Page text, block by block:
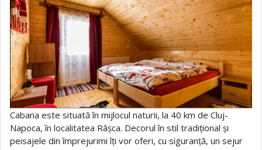
Cabana este situată în mijlocul naturii, la 40 km de Cluj-
Napoca, în localitatea Râșca. Decorul în stil tradițional și
peisajele din împrejurimi îți vor oferi, cu siguranță, un sejur